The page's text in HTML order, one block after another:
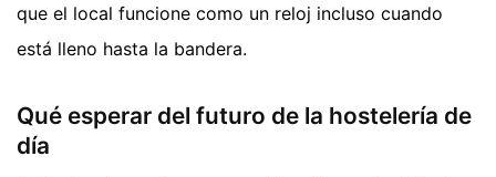
que el local funcione como un reloj incluso cuando
está lleno hasta la bandera.
Qué esperar del futuro de la hostelería de
día